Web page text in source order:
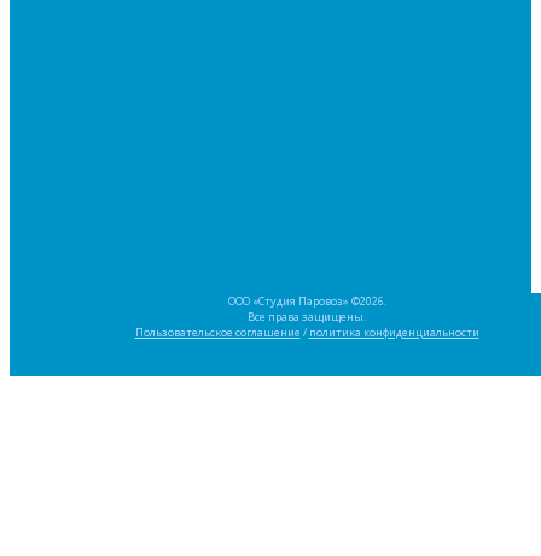
ООО «Студия Паровоз» ©2026.
Все права защищены.
Пользовательское соглашение / политика конфиденциальности